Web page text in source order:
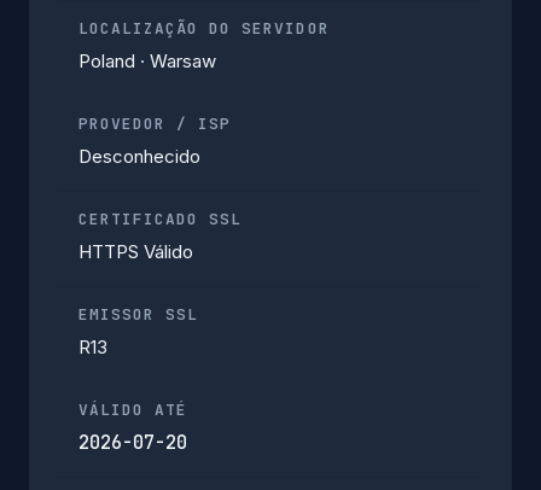
LOCALIZAÇÃO DO SERVIDOR
Poland · Warsaw
PROVEDOR / ISP
Desconhecido
CERTIFICADO SSL
HTTPS Válido
EMISSOR SSL
R13
VÁLIDO ATÉ
2026-07-20